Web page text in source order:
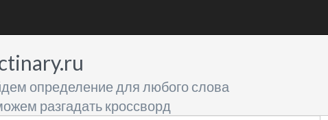
определение для любого слова
разгадать кроссворд